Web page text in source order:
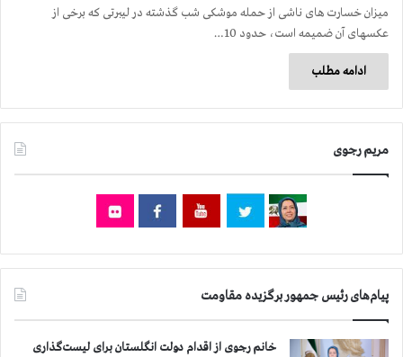
میزان خسارت های ناشی از حمله موشکی شب گذشته در لیبرتی که برخی از
عکسهای آن ضمیمه است، حدود 10…
ادامه مطلب
مریم رجوی
پیام‌های رئیس جمهور برگزیده مقاومت
خانم رجوی از اقدام دولت انگلستان برای لیست‌گذاری